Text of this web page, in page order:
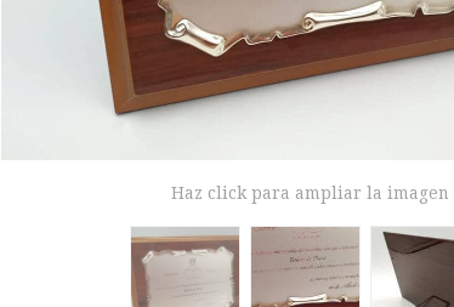
Haz click para ampliar la imagen